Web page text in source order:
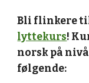
Bli flinkere
lyttekurs!
norsk på
følgende: